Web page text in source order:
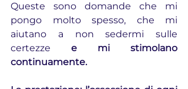
Queste sono domande che mi
pongo molto spesso, che mi
aiutano a non sedermi sulle
certezze e mi stimolano
continuamente.